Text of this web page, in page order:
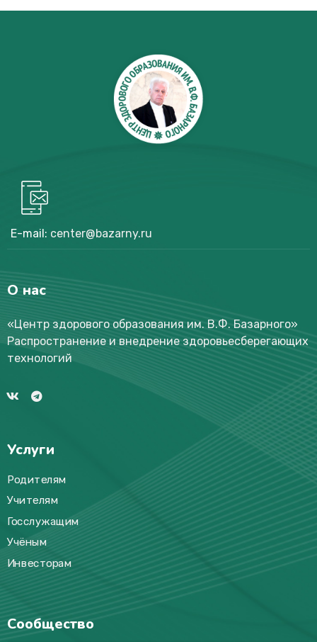
E-mail: center@bazarny.ru
О нас
«Центр здорового образования им. В.Ф. Базарного»
Распространение и внедрение здоровьесберегающих
технологий
Услуги
Родителям
Учителям
Госслужащим
Учёным
Инвесторам
Сообщество